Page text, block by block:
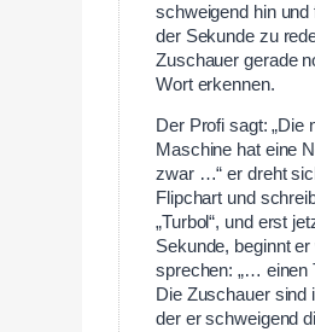
schweigend hin und
der Sekunde zu
Zuschauer gerade
Wort erkennen.
Der Profi sagt: „Die
Maschine hat eine
zwar …“ er dreht
Flipchart und
„Turbol“, und erst
Sekunde, beginnt
sprechen: „… einen
Die Zuschauer sind
der er schweigend